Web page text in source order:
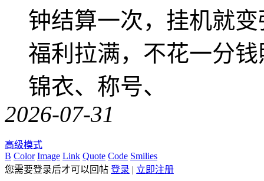
钟结算一次，挂机就
福利拉满，不花一分
锦衣、称号、
2026-07-31
高级模式
B Color Image Link Quote Code Smilies
您需要登录后才可以回帖 登录 | 立即注册